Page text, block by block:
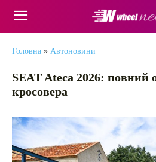
Головна » Автоновини
SEAT Ateca 2026: повний
кросовера